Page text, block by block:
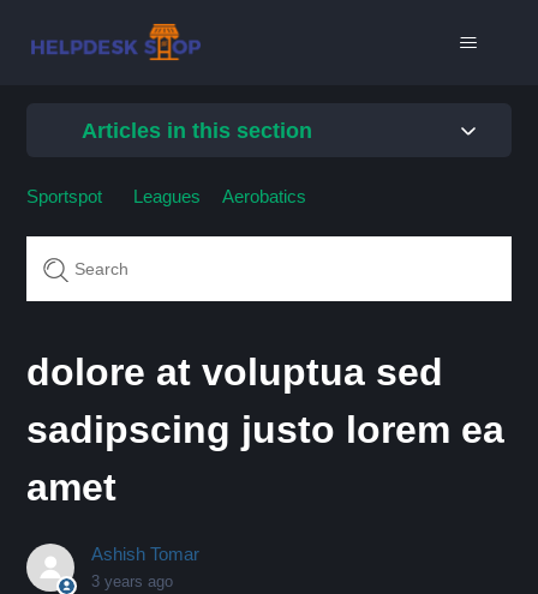
Articles in this section
Sportspot Leagues Aerobatics
dolore at voluptua sed
sadipscing justo lorem ea
amet
Ashish Tomar
3 years ago